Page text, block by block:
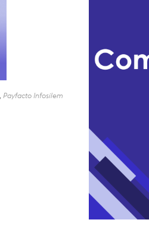
Payfacto Infosilem